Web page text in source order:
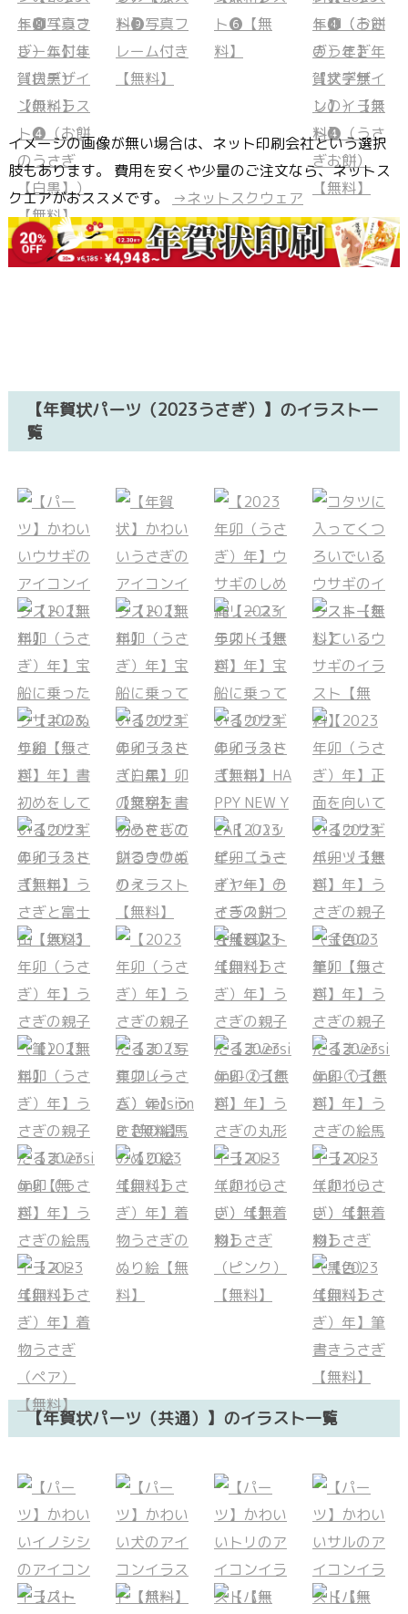
イメージの画像が無い場合は、ネット印刷会社という選択
肢もあります。 費用を安くや少量のご注文なら、ネットス
クエアがおススメです。
→ネットスクウェア
【年賀状パーツ（2023うさぎ）】のイラスト一
覧
【年賀状パーツ（共通）】のイラスト一覧